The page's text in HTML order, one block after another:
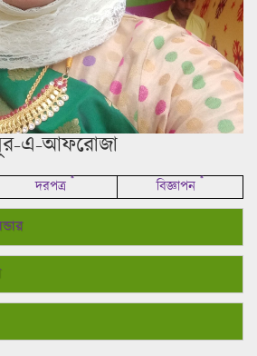
এ-আফরোজা
দরপত্র * বিজ্ঞাপন *